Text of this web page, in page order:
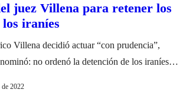
juez Villena para retener los
los iraníes
Villena decidió actuar “con prudencia”,
no ordenó la detención de los iraníes
2022